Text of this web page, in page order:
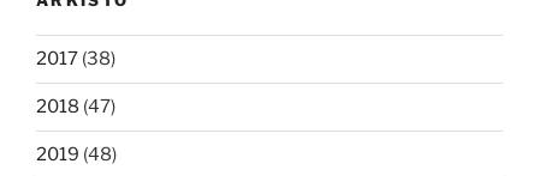
2017 (38)
2018 (47)
2019 (48)